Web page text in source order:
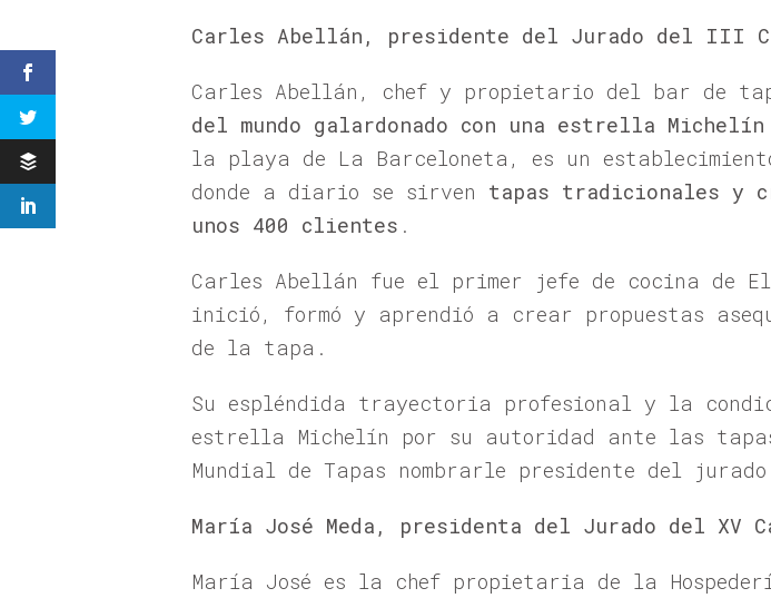
Carles Abellán, presidente del Jurado del III
Carles Abellán, chef y propietario del bar de
del mundo galardonado con una estrella
la playa de La Barceloneta, es un
donde a diario se sirven tapas tradicionales y
unos 400 clientes .
Carles Abellán fue el primer jefe de cocina de
inició, formó y aprendió a crear propuestas
de la tapa.
Su espléndida trayectoria profesional y la
estrella Michelín por su autoridad ante las
Mundial de Tapas nombrarle presidente del
María José Meda, presidenta del Jurado del XV
María José es la chef propietaria de la